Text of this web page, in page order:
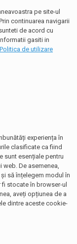
pe site-ul
continuarea navigarii
de acord cu
gasiti in
Politica de utilizare
experiența în
clasificate ca fiind
sunt esențiale pentru
De asemenea,
să înțelegem modul în
stocate în browser-ul
aveți opțiunea de a
dintre aceste cookie-